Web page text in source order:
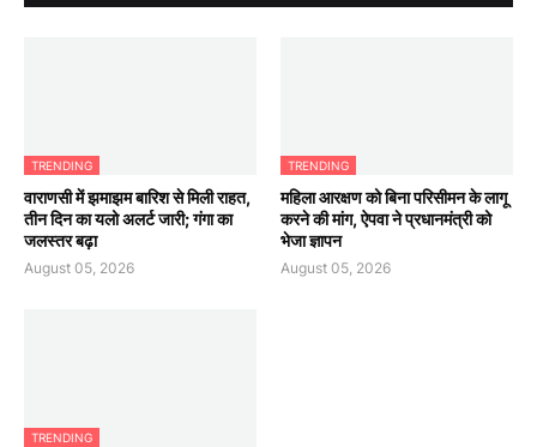
TRENDING
वाराणसी में झमाझम बारिश से मिली राहत,
तीन दिन का यलो अलर्ट जारी; गंगा का
जलस्तर बढ़ा
August 05, 2026
TRENDING
महिला आरक्षण को बिना परिसीमन के लागू
करने की मांग, ऐपवा ने प्रधानमंत्री को
भेजा ज्ञापन
August 05, 2026
TRENDING